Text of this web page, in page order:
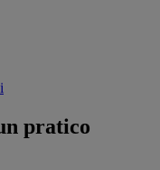
pratico